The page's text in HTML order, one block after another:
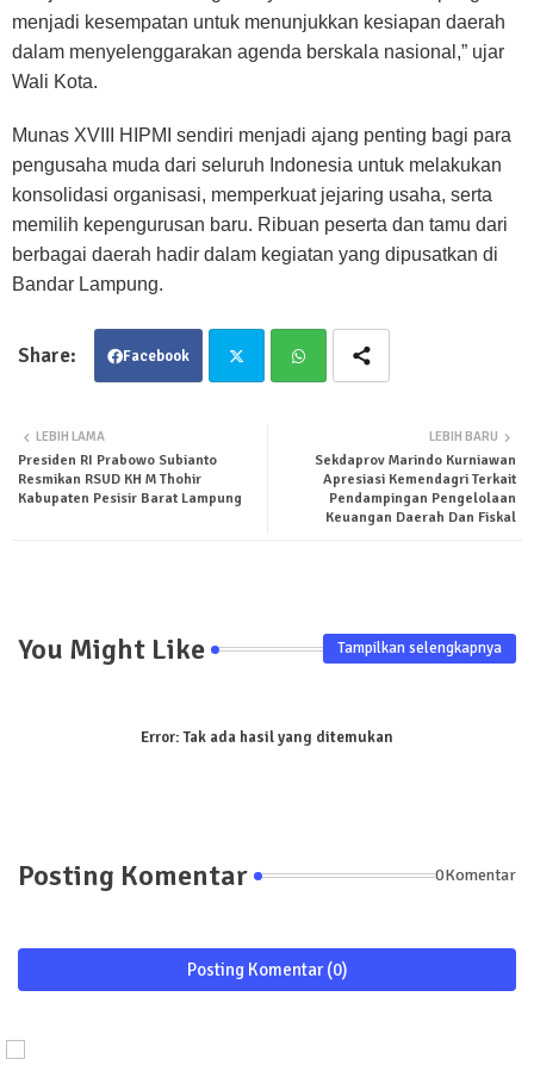
menjadi kesempatan untuk menunjukkan kesiapan daerah
dalam menyelenggarakan agenda berskala nasional,” ujar
Wali Kota.
Munas XVIII HIPMI sendiri menjadi ajang penting bagi para
pengusaha muda dari seluruh Indonesia untuk melakukan
konsolidasi organisasi, memperkuat jejaring usaha, serta
memilih kepengurusan baru. Ribuan peserta dan tamu dari
berbagai daerah hadir dalam kegiatan yang dipusatkan di
Bandar Lampung.
Facebook
LEBIH BARU
Sekdaprov Marindo Kurniawan
Apresiasi Kemendagri Terkait
Pendampingan Pengelolaan
Keuangan Daerah Dan Fiskal
LEBIH LAMA
Presiden RI Prabowo Subianto
Resmikan RSUD KH M Thohir
Kabupaten Pesisir Barat Lampung
You Might Like Tampilkan selengkapnya
Error:Tak ada hasil yang ditemukan
Posting Komentar 0Komentar
Posting Komentar (0)